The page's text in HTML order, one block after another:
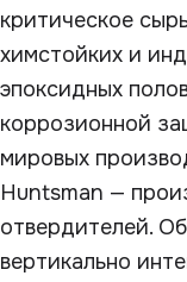
критическое
химстойких и
эпоксидных
коррозионной
мировых
Huntsman —
отвердителей.
вертикально